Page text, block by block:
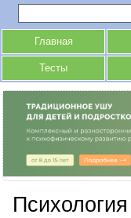
Главная
Тесты